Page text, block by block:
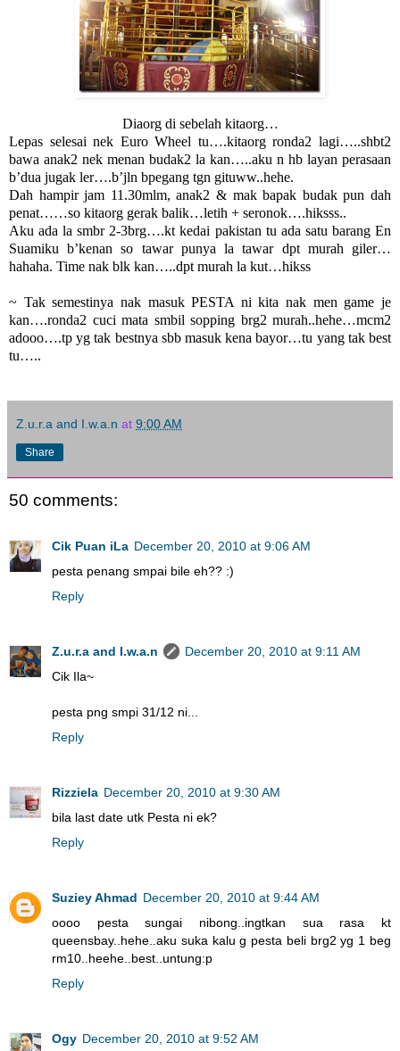
Diaorg di sebelah kitaorg…
Lepas selesai nek Euro Wheel tu….kitaorg ronda2 lagi…..shbt2
bawa anak2 nek menan budak2 la kan…..aku n hb layan perasaan
b’dua jugak ler….b’jln bpegang tgn gituww..hehe.
Dah hampir jam 11.30mlm, anak2 & mak bapak budak pun dah
penat……so kitaorg gerak balik…letih + seronok….hiksss..
Aku ada la smbr 2-3brg….kt kedai pakistan tu ada satu barang En
Suamiku b’kenan so tawar punya la tawar dpt murah giler…
hahaha. Time nak blk kan…..dpt murah la kut…hikss
~ Tak semestinya nak masuk PESTA ni kita nak men game je
kan….ronda2 cuci mata smbil sopping brg2 murah..hehe…mcm2
adooo….tp yg tak bestnya sbb masuk kena bayor…tu yang tak best
tu…..
Z.u.r.a and I.w.a.n at 9:00 AM
Share
50 comments:
Cik Puan iLa December 20, 2010 at 9:06 AM
pesta penang smpai bile eh?? :)
Reply
Z.u.r.a and I.w.a.n
December 20, 2010 at 9:11 AM
Cik Ila~
pesta png smpi 31/12 ni...
Reply
Rizziela December 20, 2010 at 9:30 AM
bila last date utk Pesta ni ek?
Reply
Suziey Ahmad December 20, 2010 at 9:44 AM
oooo pesta sungai nibong..ingtkan sua rasa kt
queensbay..hehe..aku suka kalu g pesta beli brg2 yg 1 beg
rm10..heehe..best..untung:p
Reply
Ogy December 20, 2010 at 9:52 AM